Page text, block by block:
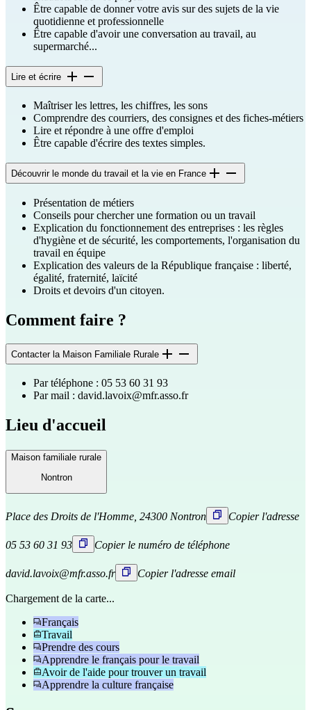
Être capable de donner votre avis sur des sujets de la vie
quotidienne et professionnelle
Être capable d'avoir une conversation au travail, au
supermarché...
Lire et écrire
Maîtriser les lettres, les chiffres, les sons
Comprendre des courriers, des consignes et des fiches-métiers
Lire et répondre à une offre d'emploi
Être capable d'écrire des textes simples.
Découvrir le monde du travail et la vie en France
Présentation de métiers
Conseils pour chercher une formation ou un travail
Explication du fonctionnement des entreprises : les règles
d'hygiène et de sécurité, les comportements, l'organisation du
travail en équipe
Explication des valeurs de la République française : liberté,
égalité, fraternité, laïcité
Droits et devoirs d'un citoyen.
Comment faire ?
Contacter la Maison Familiale Rurale
Par téléphone : 05 53 60 31 93
Par mail : david.lavoix@mfr.asso.fr
Lieu d'accueil
Maison familiale rurale
Nontron
Place des Droits de l'Homme, 24300 Nontron Copier l'adresse
05 53 60 31 93 Copier le numéro de téléphone
david.lavoix@mfr.asso.fr Copier l'adresse email
Chargement de la carte...
Français
Travail
Prendre des cours
Apprendre le français pour le travail
Avoir de l'aide pour trouver un travail
Apprendre la culture française